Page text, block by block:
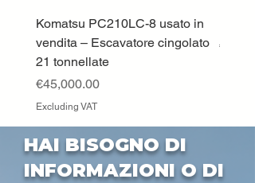
Komatsu PC210LC-8 usato in
vendita – Escavatore cingolato
21 tonnellate
Price
€45,000.00
Excluding VAT
Price
HAI BISOGNO DI
INFORMAZIONI O DI